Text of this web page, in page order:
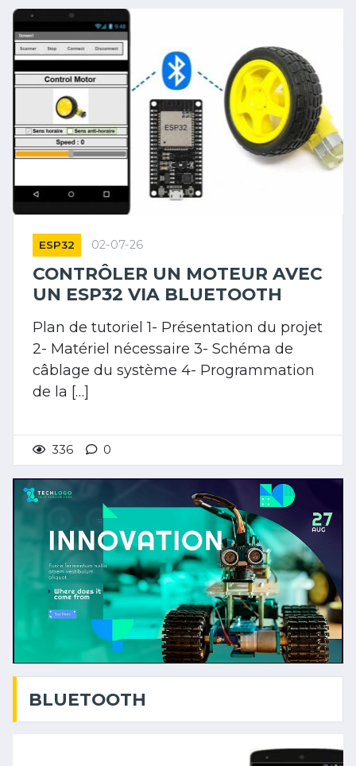
ESP32 02-07-26
CONTRÔLER UN MOTEUR AVEC
UN ESP32 VIA BLUETOOTH
Plan de tutoriel 1- Présentation du projet
2- Matériel nécessaire 3- Schéma de
câblage du système 4- Programmation
de la […]
336 0
BLUETOOTH